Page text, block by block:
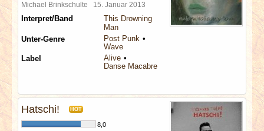
Michael Brinkschulte 15. Januar 2013
Interpret/Band
This Drowning
Man
Unter-Genre
Post Punk
Wave
Label
Alive
Danse Macabre
Hatschi! HOT
8,0